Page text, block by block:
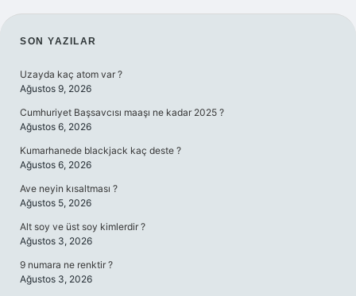
SIDEBAR
SON YAZILAR
Uzayda kaç atom var ?
Ağustos 9, 2026
Cumhuriyet Başsavcısı maaşı ne kadar 2025 ?
Ağustos 6, 2026
Kumarhanede blackjack kaç deste ?
Ağustos 6, 2026
Ave neyin kısaltması ?
Ağustos 5, 2026
Alt soy ve üst soy kimlerdir ?
Ağustos 3, 2026
9 numara ne renktir ?
Ağustos 3, 2026